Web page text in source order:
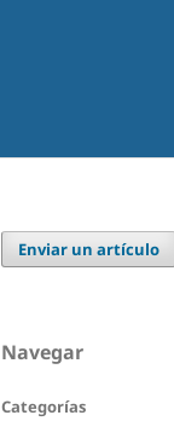
Enviar un artículo
Navegar
Categorías